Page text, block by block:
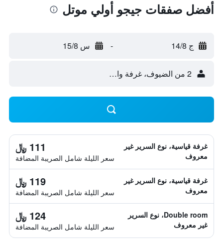
أفضل صفقات جيجو أولي موتل
ج 14/8 - س 15/8
2 من الضيوف، غرفة واحدة
غرفة قياسية، نوع السرير غير
معروف
111 ﷼
سعر الليلة شامل الصريبة المضافة
غرفة قياسية، نوع السرير غير
معروف
119 ﷼
سعر الليلة شامل الصريبة المضافة
Double room، نوع السرير
غير معروف
124 ﷼
سعر الليلة شامل الصريبة المضافة